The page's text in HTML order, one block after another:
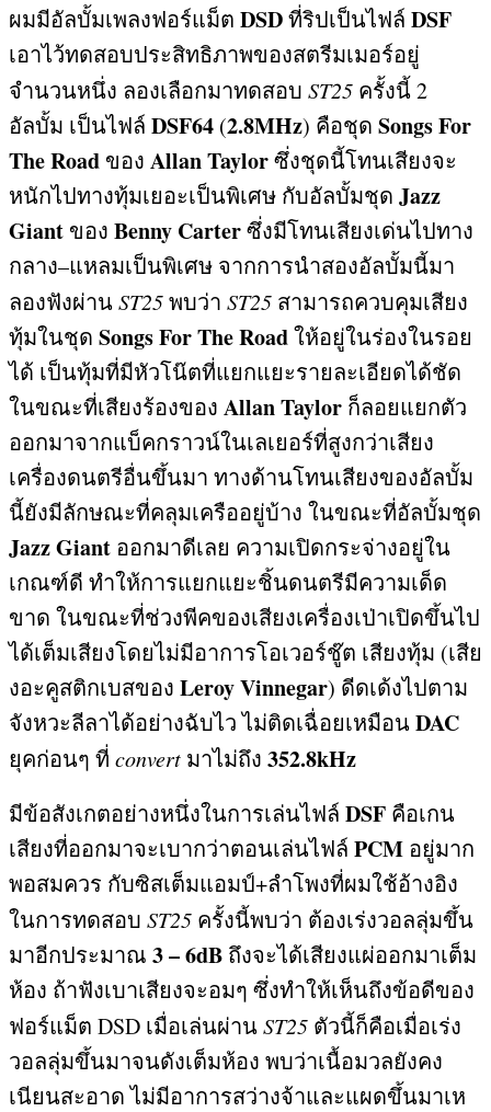
ผมมีอัลบั้มเพลงฟอร์แม็ต DSDที่ริปเป็นไฟล์ DSF
เอาไว้ทดสอบประสิทธิภาพของสตรีมเมอร์อยู่
จำนวนหนึ่ง ลองเลือกมาทดสอบ ST25 ครั้งนี้2
อัลบั้ม เป็นไฟล์ DSF64 (2.8MHz) คือชุด Songs For
The Road ของ Allan Taylorซึ่งชุดนี้โทนเสียงจะ
หนักไปทางทุ้มเยอะเป็นพิเศษ กับอัลบั้มชุด Jazz
Giant ของ Benny Carterซึ่งมีโทนเสียงเด่นไปทาง
กลาง–แหลมเป็นพิเศษ จากการนำสองอัลบั้มนี้มา
ลองฟังผ่านST25พบว่า ST25 สามารถควบคุมเสียง
ทุ้มในชุด Songs For The Roadให้อยู่ในร่องในรอย
ได้ เป็นทุ้มที่มีหัวโน๊ตที่แยกแยะรายละเอียดได้ชัด
ในขณะที่เสียงร้องของ Allan Taylor ก็ลอยแยกตัว
ออกมาจากแบ็คกราวน์ในเลเยอร์ที่สูงกว่าเสียง
เครื่องดนตรีอื่นขึ้นมา ทางด้านโทนเสียงของอัลบั้ม
นี้ยังมีลักษณะที่คลุมเครืออยู่บ้าง ในขณะที่อัลบั้มชุด
Jazz Giant ออกมาดีเลย ความเปิดกระจ่างอยู่ใน
เกณฑ์ดี ทำให้การแยกแยะชิ้นดนตรีมีความเด็ด
ขาด ในขณะที่ช่วงพีคของเสียงเครื่องเป่าเปิดขึ้นไป
ได้เต็มเสียงโดยไม่มีอาการโอเวอร์ชู๊ต เสียงทุ้ม (เสีย
งอะคูสติกเบสของ Leroy Vinnegar) ดีดเด้งไปตาม
จังหวะลีลาได้อย่างฉับไว ไม่ติดเฉื่อยเหมือนDAC
ยุคก่อนๆ ที่ convert มาไม่ถึง 352.8kHz
มีข้อสังเกตอย่างหนึ่งในการเล่นไฟล์ DSF คือเกน
เสียงที่ออกมาจะเบากว่าตอนเล่นไฟล์ PCM อยู่มาก
พอสมควร กับซิสเต็มแอมป์+ลำโพงที่ผมใช้อ้างอิง
ในการทดสอบ ST25 ครั้งนี้พบว่า ต้องเร่งวอลลุ่มขึ้น
มาอีกประมาณ 3 – 6dB ถึงจะได้เสียงแผ่ออกมาเต็ม
ห้อง ถ้าฟังเบาเสียงจะอมๆ ซึ่งทำให้เห็นถึงข้อดีของ
ฟอร์แม็ต DSD เมื่อเล่นผ่านST25 ตัวนี้ก็คือเมื่อเร่ง
วอลลุ่มขึ้นมาจนดังเต็มห้อง พบว่าเนื้อมวลยังคง
เนียนสะอาด ไม่มีอาการสว่างจ้าและแผดขึ้นมาเห